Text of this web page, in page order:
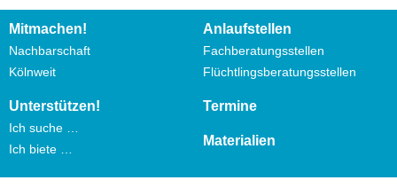
Mitmachen!
Nachbarschaft
Kölnweit
Anlaufstellen
Fachberatungsstellen
Flüchtlingsberatungsstellen
Unterstützen!
Ich suche …
Ich biete …
Termine
Materialien